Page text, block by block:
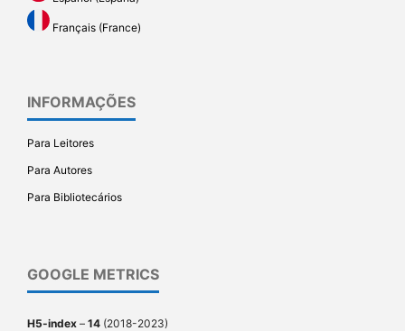
Français (France)
INFORMAÇÕES
Para Leitores
Para Autores
Para Bibliotecários
GOOGLE METRICS
H5-index – 14 (2018-2023)